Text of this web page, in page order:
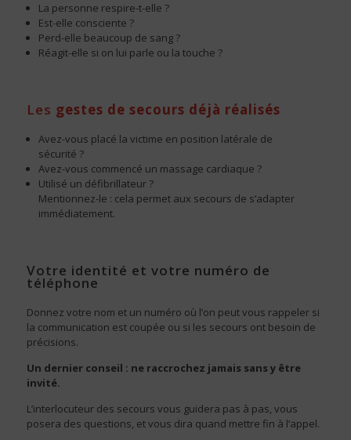
La personne respire-t-elle ?
Est-elle consciente ?
Perd-elle beaucoup de sang ?
Réagit-elle si on lui parle ou la touche ?
Les gestes de secours déjà réalisés
Avez-vous placé la victime en position latérale de
sécurité ?
Avez-vous commencé un massage cardiaque ?
Utilisé un défibrillateur ?
Mentionnez-le : cela permet aux secours de s’adapter
immédiatement.
Votre identité et votre numéro de
téléphone
Donnez votre nom et un numéro où l’on peut vous rappeler si
la communication est coupée ou si les secours ont besoin de
précisions.
Un dernier conseil : ne raccrochez jamais sans y être
invité.
L’interlocuteur des secours vous guidera pas à pas, vous
posera des questions, et vous dira quand mettre fin à l’appel.